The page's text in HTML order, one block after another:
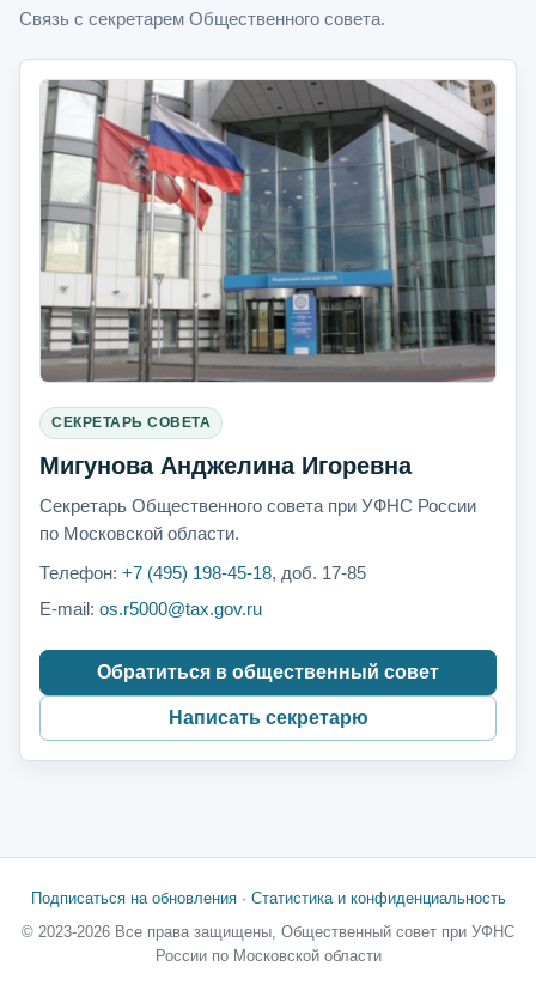
Связь с секретарем Общественного совета.
СЕКРЕТАРЬ СОВЕТА
Мигунова Анджелина Игоревна
Секретарь Общественного совета при УФНС России
по Московской области.
Телефон: +7 (495) 198-45-18, доб. 17-85
E-mail: os.r5000@tax.gov.ru
Обратиться в общественный совет
Написать секретарю
Подписаться на обновления· Статистика и конфиденциальность
© 2023-2026 Все права защищены, Общественный совет при УФНС
России по Московской области